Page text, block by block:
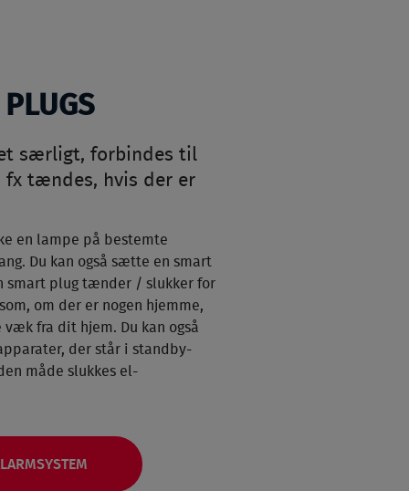
særligt, forbindes til
fx tændes, hvis der er
en lampe på bestemte
Du kan også sætte en smart
smart plug tænder / slukker for
om der er nogen hjemme,
fra dit hjem. Du kan også
der står i standby-
måde slukkes el-